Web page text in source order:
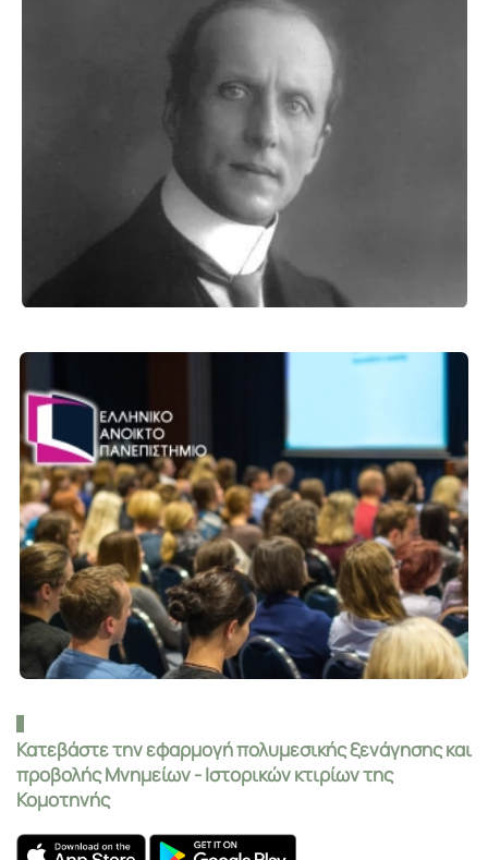
Κατεβάστε την εφαρμογή πολυμεσικής ξενάγησης και
προβολής Μνημείων - Ιστορικών κτιρίων της
Κομοτηνής